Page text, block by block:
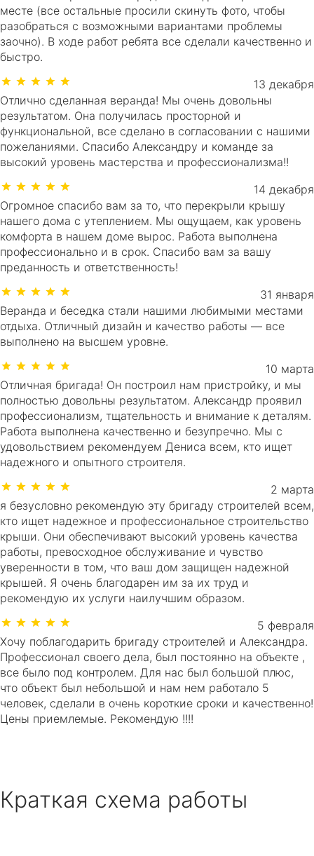
месте (все остальные просили скинуть фото, чтобы
разобраться с возможными вариантами проблемы
заочно). В ходе работ ребята все сделали качественно и
быстро.
13 декабря
Отлично сделанная веранда! Мы очень довольны
результатом. Она получилась просторной и
функциональной, все сделано в согласовании с нашими
пожеланиями. Спасибо Александру и команде за
высокий уровень мастерства и профессионализма!!
14 декабря
Огромное спасибо вам за то, что перекрыли крышу
нашего дома с утеплением. Мы ощущаем, как уровень
комфорта в нашем доме вырос. Работа выполнена
профессионально и в срок. Спасибо вам за вашу
преданность и ответственность!
31 января
Веранда и беседка стали нашими любимыми местами
отдыха. Отличный дизайн и качество работы — все
выполнено на высшем уровне.
10 марта
Отличная бригада! Он построил нам пристройку, и мы
полностью довольны результатом. Александр проявил
профессионализм, тщательность и внимание к деталям.
Работа выполнена качественно и безупречно. Мы с
удовольствием рекомендуем Дениса всем, кто ищет
надежного и опытного строителя.
2 марта
я безусловно рекомендую эту бригаду строителей всем,
кто ищет надежное и профессиональное строительство
крыши. Они обеспечивают высокий уровень качества
работы, превосходное обслуживание и чувство
уверенности в том, что ваш дом защищен надежной
крышей. Я очень благодарен им за их труд и
рекомендую их услуги наилучшим образом.
5 февраля
Хочу поблагодарить бригаду строителей и Александра.
Профессионал своего дела, был постоянно на объекте ,
все было под контролем. Для нас был большой плюс,
что объект был небольшой и нам нем работало 5
человек, сделали в очень короткие сроки и качественно!
Цены приемлемые. Рекомендую !!!!
Краткая схема работы